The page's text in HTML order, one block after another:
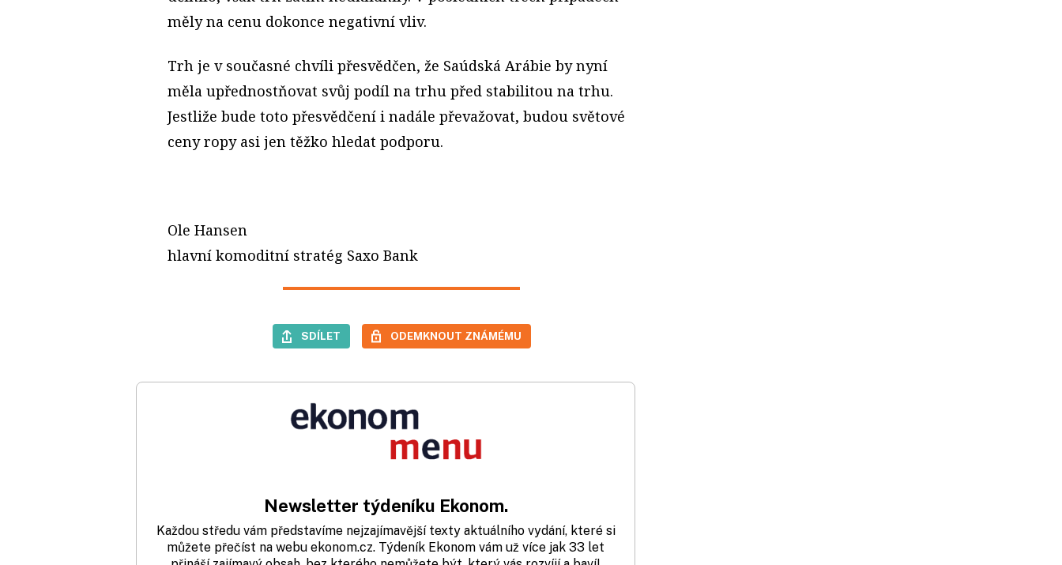
měly na cenu dokonce negativní vliv.
Trh je v současné chvíli přesvědčen, že Saúdská Arábie by nyní
měla upřednostňovat svůj podíl na trhu před stabilitou na trhu.
Jestliže bude toto přesvědčení i nadále převažovat, budou světové
ceny ropy asi jen těžko hledat podporu.
Ole Hansen
hlavní komoditní stratég Saxo Bank
SDÍLET ODEMKNOUT ZNÁMÉMU
Newsletter týdeníku Ekonom.
Každou středu vám představíme nejzajímavější texty aktuálního vydání, které si
můžete přečíst na webu ekonom.cz. Týdeník Ekonom vám už více jak 33 let